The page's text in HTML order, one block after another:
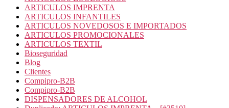
ARTICULOS IMPRENTA
ARTICULOS INFANTILES
ARTICULOS NOVEDOSOS E IMPORTADOS
ARTICULOS PROMOCIONALES
ARTICULOS TEXTIL
Bioseguridad
Blog
Clientes
Compipro-B2B
Compipro-B2B
DISPENSADORES DE ALCOHOL